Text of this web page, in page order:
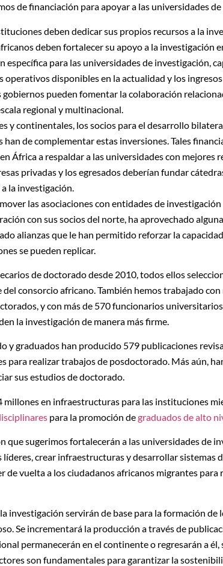
de financiación para apoyar a las universidades
deben dedicar sus propios recursos a la
deben fortalecer su apoyo a la investigación
específica para las universidades de investigación,
operativos disponibles en la actualidad y los
pueden fomentar la colaboración
regional y multinacional.
y continentales, los socios para el desarrollo
de complementar estas inversiones. Tales
África a respaldar a las universidades con mejores
privadas y los egresados deberían fundar
la investigación.
las asociaciones con entidades de
con sus socios del norte, ha aprovechado
alianzas que le han permitido reforzar la
se pueden replicar.
de doctorado desde 2010, todos ellos
consorcio africano. También hemos trabajado
y con más de 570 funcionarios
la investigación de manera más firme.
y graduados han producido 579 publicaciones
para realizar trabajos de posdoctorado. Más aún,
sus estudios de doctorado.
millones en infraestructuras para las instituciones
para la promoción degraduados de alto
que sugerimos fortalecerán a las universidades de
crear infraestructuras y desarrollar sistemas
de vuelta a los ciudadanos africanos migrantes para
investigación servirán de base para la formación de
Se incrementará la producción a través de
permanecerán en el continente o regresarán a él,
son fundamentales para garantizar la